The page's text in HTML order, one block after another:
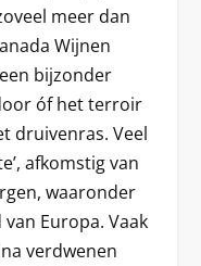
meer dan
Wijnen
bijzonder
óf het terroir
druivenras. Veel
afkomstig van
waaronder
Europa. Vaak
verdwenen